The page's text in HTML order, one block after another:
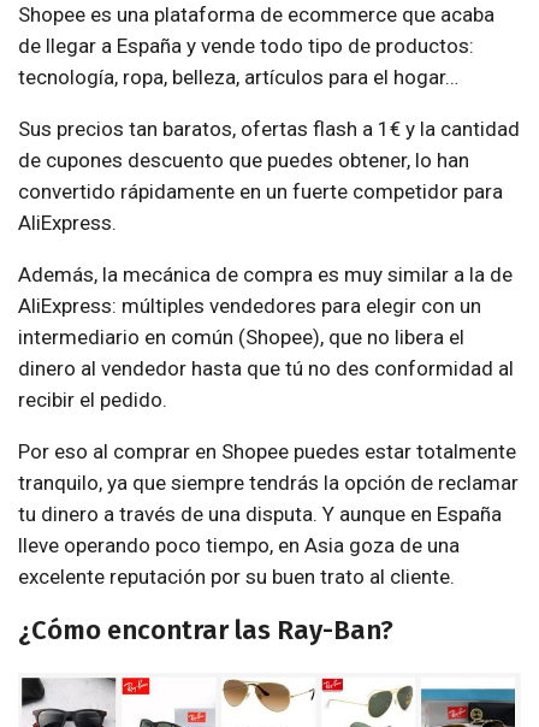
Shopee es una plataforma de ecommerce que acaba
de llegar a España y vende todo tipo de productos:
tecnología, ropa, belleza, artículos para el hogar…
Sus precios tan baratos, ofertas flash a 1€ y la cantidad
de cupones descuento que puedes obtener, lo han
convertido rápidamente en un fuerte competidor para
AliExpress.
Además, la mecánica de compra es muy similar a la de
AliExpress: múltiples vendedores para elegir con un
intermediario en común (Shopee), que no libera el
dinero al vendedor hasta que tú no des conformidad al
recibir el pedido.
Por eso al comprar en Shopee puedes estar totalmente
tranquilo, ya que siempre tendrás la opción de reclamar
tu dinero a través de una disputa. Y aunque en España
lleve operando poco tiempo, en Asia goza de una
excelente reputación por su buen trato al cliente.
¿Cómo encontrar las Ray-Ban?